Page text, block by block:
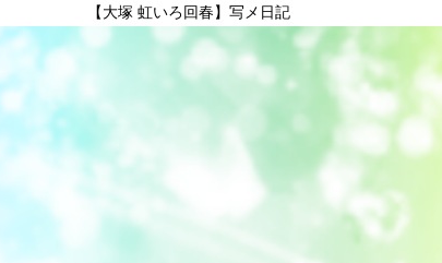
【大塚 虹いろ回春】写メ日記